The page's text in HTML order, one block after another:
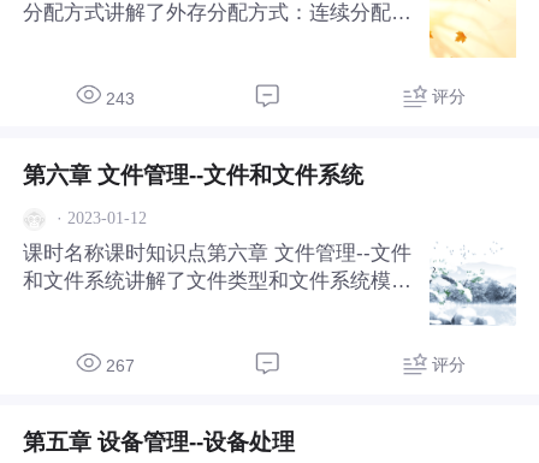
分配方式讲解了外存分配方式：连续分配、
243 评分
第六章 文件管理--文件和文件系统
· 2023-01-12
课时名称课时知识点第六章 文件管理--文件
和文件系统讲解了文件类型和文件系统模型
267 评分
第五章 设备管理--设备处理